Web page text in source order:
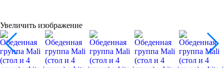
Увеличить изображение